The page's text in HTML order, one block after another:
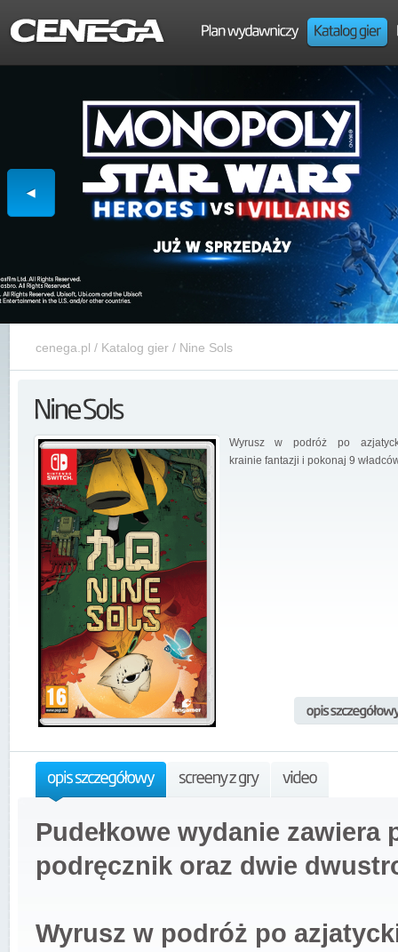
cenega.pl / Katalog gier/ Nine Sols
Wyrusz w podróż po
krainie fantazji i pokonaj 9
Pudełkowe wydanie zawiera
podręcznik oraz dwie
Wyrusz w podróż po